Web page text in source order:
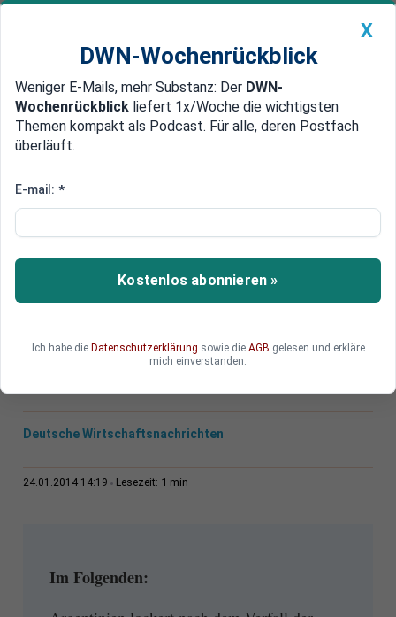
Newsticker MEIN DWN: Geldanlage Premium
Edelmetalle DWN-Magazin China
Nach Kurs-Sturz
Inflation: Argentinien erleichtert
Bürgern Dollar-Käufe
Argentinien lockert nach dem Verfall der
Dollar zu halten.
Deutsche Wirtschaftsnachrichten
24.01.2014 14:19 Lesezeit: 1 min
Im Folgenden:
X
DWN-Wochenrückblick
Weniger E-Mails, mehr Substanz: Der DWN-
Wochenrückblick liefert 1x/Woche die wichtigsten
Themen kompakt als Podcast. Für alle, deren Postfach
überläuft.
E-mail: *
Kostenlos abonnieren »
Ich habe die Datenschutzerklärung sowie die AGB gelesen und erkläre
mich einverstanden.